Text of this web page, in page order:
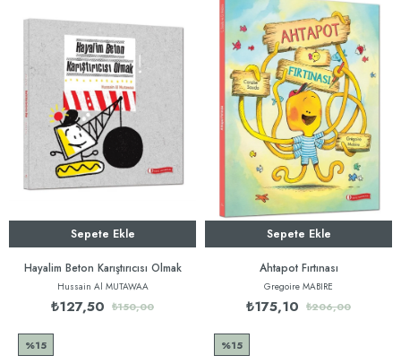
Sepete Ekle
Hayalim Beton Karıştırıcısı Olmak
Hussain Al MUTAWAA
₺127,50 ₺150,00
Sepete Ekle
Ahtapot Fırtınası
Gregoire MABIRE
₺175,10 ₺206,00
%15 %15